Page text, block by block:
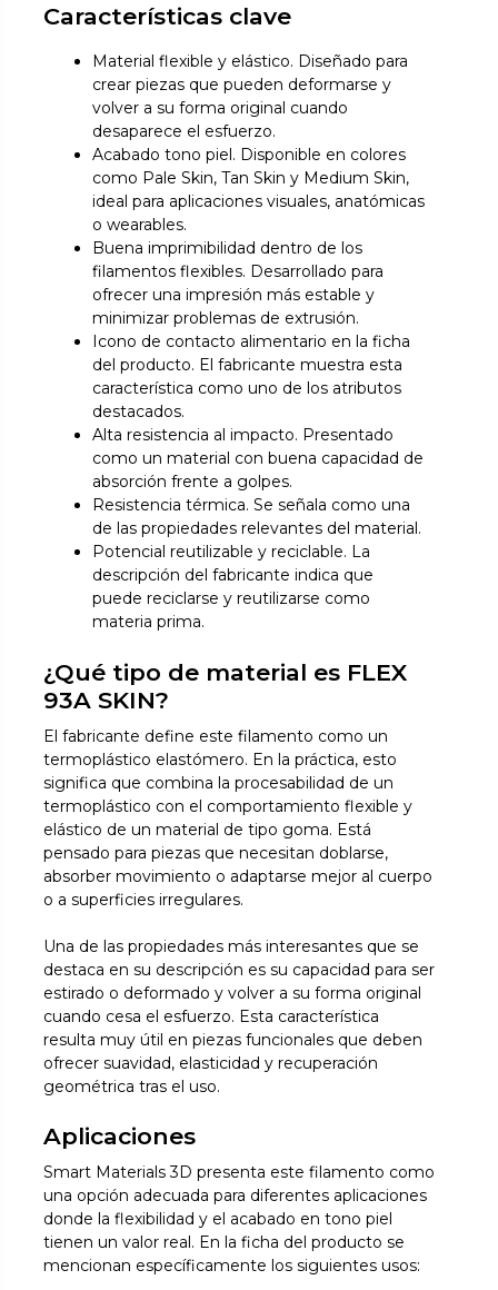
Características clave
Material flexible y elástico. Diseñado para
crear piezas que pueden deformarse y
volver a su forma original cuando
desaparece el esfuerzo.
Acabado tono piel. Disponible en colores
como Pale Skin, Tan Skin y Medium Skin,
ideal para aplicaciones visuales, anatómicas
o wearables.
Buena imprimibilidad dentro de los
filamentos flexibles. Desarrollado para
ofrecer una impresión más estable y
minimizar problemas de extrusión.
Icono de contacto alimentario en la ficha
del producto. El fabricante muestra esta
característica como uno de los atributos
destacados.
Alta resistencia al impacto. Presentado
como un material con buena capacidad de
absorción frente a golpes.
Resistencia térmica. Se señala como una
de las propiedades relevantes del material.
Potencial reutilizable y reciclable. La
descripción del fabricante indica que
puede reciclarse y reutilizarse como
materia prima.
¿Qué tipo de material es FLEX
93A SKIN?
El fabricante define este filamento como un
termoplástico elastómero. En la práctica, esto
significa que combina la procesabilidad de un
termoplástico con el comportamiento flexible y
elástico de un material de tipo goma. Está
pensado para piezas que necesitan doblarse,
absorber movimiento o adaptarse mejor al cuerpo
o a superficies irregulares.
Una de las propiedades más interesantes que se
destaca en su descripción es su capacidad para ser
estirado o deformado y volver a su forma original
cuando cesa el esfuerzo. Esta característica
resulta muy útil en piezas funcionales que deben
ofrecer suavidad, elasticidad y recuperación
geométrica tras el uso.
Aplicaciones
Smart Materials 3D presenta este filamento como
una opción adecuada para diferentes aplicaciones
donde la flexibilidad y el acabado en tono piel
tienen un valor real. En la ficha del producto se
mencionan específicamente los siguientes usos: